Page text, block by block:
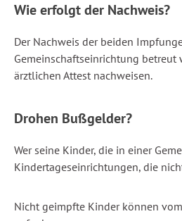
Wie erfolgt der Nachweis?
Der Nachweis der beiden
Gemeinschaftseinrichtung
ärztlichen Attest nachweisen.
Drohen Bußgelder?
Wer seine Kinder, die in einer
Kindertageseinrichtungen, die
Nicht geimpfte Kinder können